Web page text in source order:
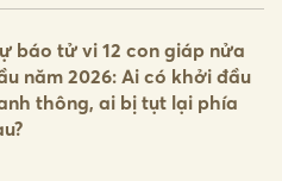
báo tử vi 12 con giáp nửa
năm 2026: Ai có khởi đầu
thông, ai bị tụt lại phía